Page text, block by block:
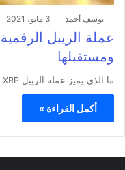
يوسف أحمد 3 مايو، 2021
ومستقبلها
ما الذي يميز عملة الريبل XRP وما هي عيوبها؟
أكمل القراءة »